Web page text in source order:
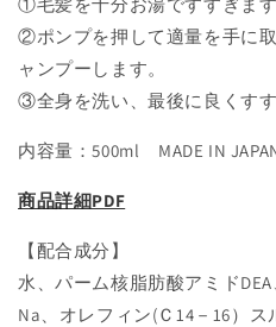
ら
す
や
す
②ポンプを押して適量を手に
ャンプーします。
③全身を洗い、最後に良くすす
内容量：500ml MADE IN
商品詳細PDF
【配合成分 】
水、パーム核脂肪酸アミド
Na、オレフィン(Ｃ14－16）